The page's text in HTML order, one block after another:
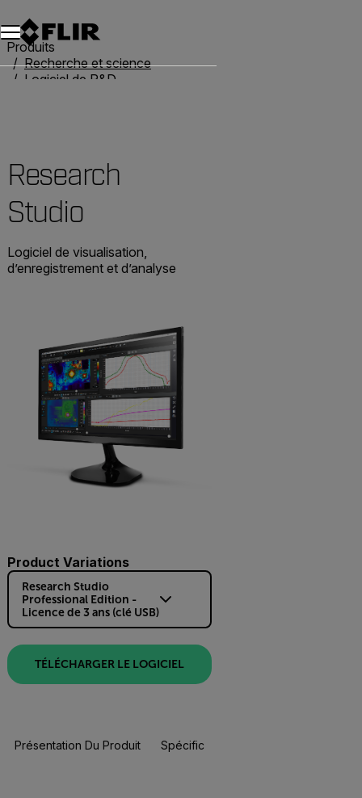
Unread messages
Modèle
Supprimer
articles
article
Ajouter au panier
Ajouté au panier
Produits
Recherche et science
Logiciel de R&D
Research
Studio
Logiciel de visualisation,
d’enregistrement et d’analyse
Product Variations
Research Studio
Professional Edition -
Licence de 3 ans (clé USB)
TÉLÉCHARGER LE LOGICIEL
Présentation Du Produit Spécifications